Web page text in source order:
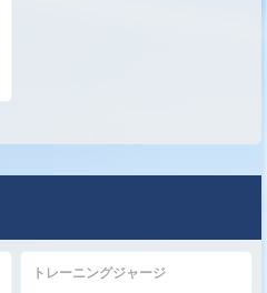
トレーニングジャージ